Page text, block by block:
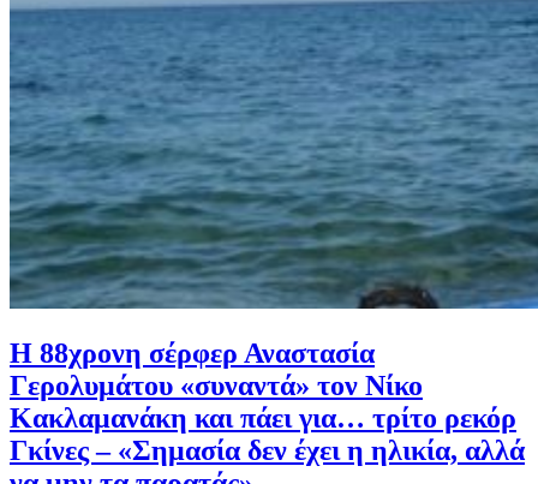
Η 88χρονη σέρφερ Αναστασία
Γερολυμάτου «συναντά» τον Νίκο
Κακλαμανάκη και πάει για… τρίτο ρεκόρ
Γκίνες – «Σημασία δεν έχει η ηλικία, αλλά